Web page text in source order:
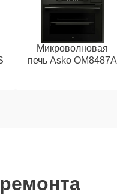
Микроволновая
печь Asko OM8487A